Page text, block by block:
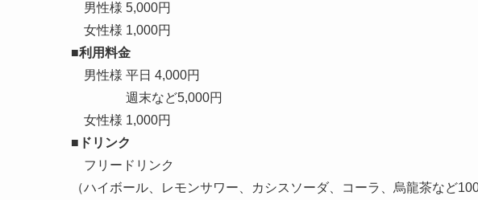
男性様 5,000円
女性様 1,000円
■利用料金
男性様 平日 4,000円
週末など5,000円
女性様 1,000円
■ドリンク
フリードリンク
（ハイボール、レモンサワー、カシスソーダ、コーラ、烏龍茶など